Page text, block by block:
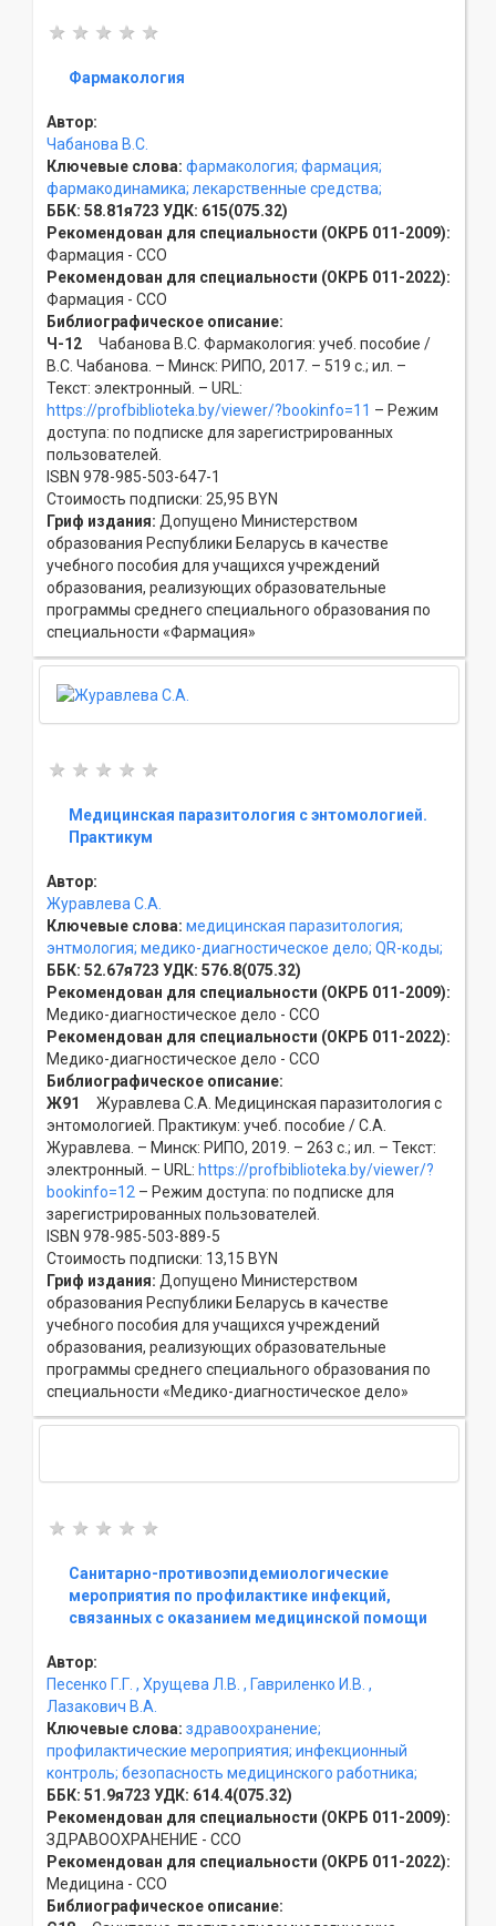
Фармакология
Автор:
Чабанова В.С.
Ключевые слова: фармакология; фармация;
фармакодинамика; лекарственные средства;
ББК: 58.81я723 УДК: 615(075.32)
Рекомендован для специальности (ОКРБ 011-2009):
Фармация - ССO
Рекомендован для специальности (ОКРБ 011-2022):
Фармация - ССO
Библиографическое описание:
Ч-12 Чабанова В.С. Фармакология: учеб. пособие /
В.С. Чабанова. – Минск: РИПО, 2017. – 519 с.; ил. –
Текст: электронный. – URL:
https://profbiblioteka.by/viewer/?bookinfo=11 – Режим
доступа: по подписке для зарегистрированных
пользователей.
ISBN 978-985-503-647-1
Стоимость подписки: 25,95 BYN
Гриф издания: Допущено Министерством
образования Республики Беларусь в качестве
учебного пособия для учащихся учреждений
образования, реализующих образовательные
программы среднего специального образования по
специальности «Фармация»
Медицинская паразитология с энтомологией.
Практикум
Автор:
Журавлева С.А.
Ключевые слова: медицинская паразитология;
энтмология; медико-диагностическое дело; QR-коды;
ББК: 52.67я723 УДК: 576.8(075.32)
Рекомендован для специальности (ОКРБ 011-2009):
Медико-диагностическое дело - ССO
Рекомендован для специальности (ОКРБ 011-2022):
Медико-диагностическое дело - ССO
Библиографическое описание:
Ж91
Журавлева С.А. Медицинская паразитология с
энтомологией. Практикум: учеб. пособие / С.А.
Журавлева. – Минск: РИПО, 2019. – 263 с.; ил. – Текст:
электронный. – URL: https://profbiblioteka.by/viewer/?
bookinfo=12 – Режим доступа: по подписке для
зарегистрированных пользователей.
ISBN 978-985-503-889-5
Стоимость подписки: 13,15 BYN
Гриф издания: Допущено Министерством
образования Республики Беларусь в качестве
учебного пособия для учащихся учреждений
образования, реализующих образовательные
программы среднего специального образования по
специальности «Медико-диагностическое дело»
Санитарно-противоэпидемиологические
мероприятия по профилактике инфекций,
связанных с оказанием медицинской помощи
Автор:
Песенко Г.Г. , Хрущева Л.В. , Гавриленко И.В. ,
Лазакович В.А.
Ключевые слова: здравоохранение;
профилактические мероприятия; инфекционный
контроль; безопасность медицинского работника;
ББК: 51.9я723 УДК: 614.4(075.32)
Рекомендован для специальности (ОКРБ 011-2009):
ЗДРАВООХРАНЕНИЕ - ССO
Рекомендован для специальности (ОКРБ 011-2022):
Медицина - ССO
Библиографическое описание: